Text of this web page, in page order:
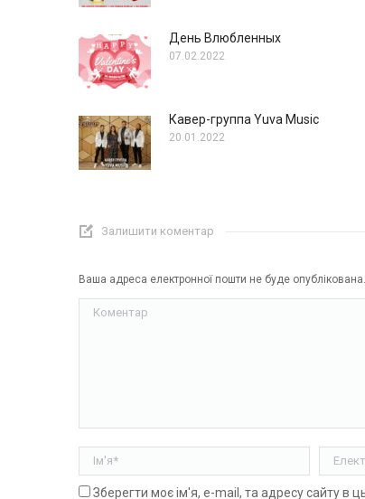
День Влюбленных
07.02.2022
Кавер-группа Yuva Music
20.01.2022
Залишити коментар
Ваша адреса електронної пошти не буде опублікована.
Коментар
Ім'я *
Зберегти моє ім'я, e-mail, та адресу сайту в